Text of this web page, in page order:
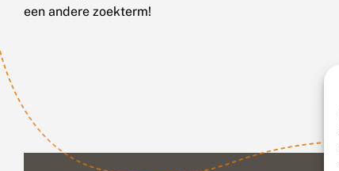
een andere zoekterm!